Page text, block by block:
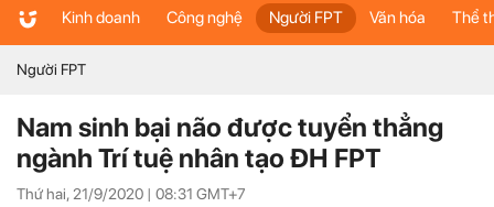
Kinh doanh Công nghệ Người FPT Văn hóa Thể
Người FPT
Nam sinh bại não được tuyển thẳng
ngành Trí tuệ nhân tạo ĐH FPT
Thứ hai, 21/9/2020 | 08:31 GMT+7